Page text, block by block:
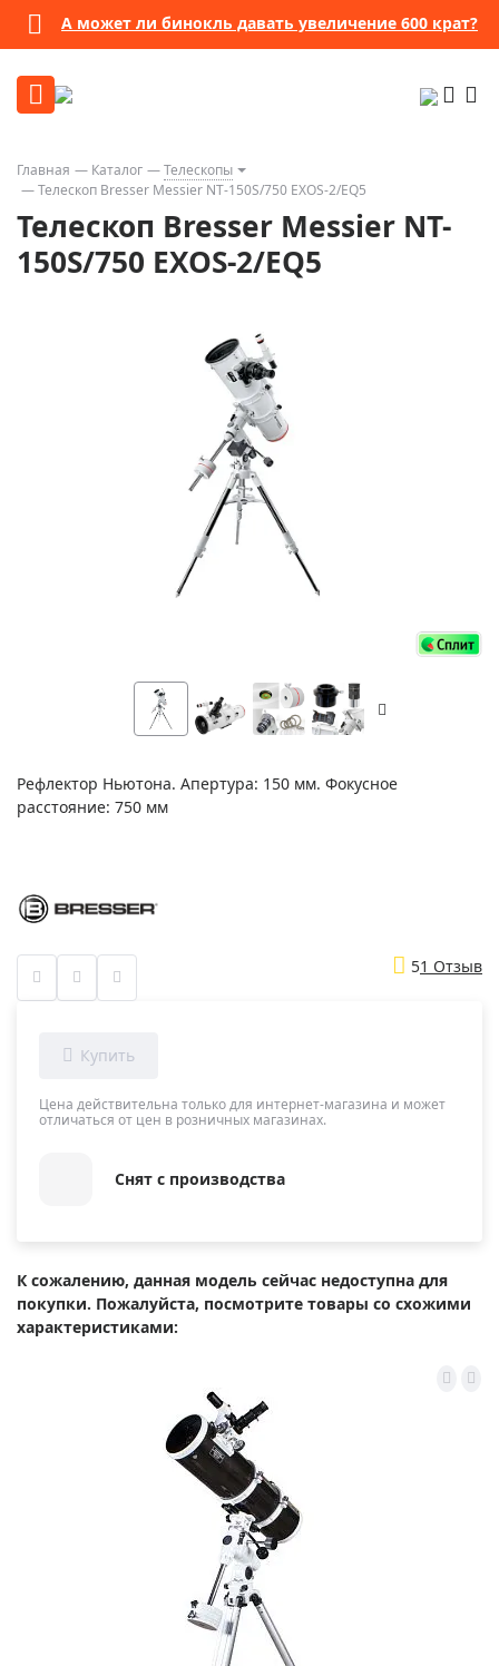
А может ли бинокль давать увеличение 600 крат?
Главная Каталог
Телескопы
Телескоп Bresser Messier NT-150S/750 EXOS-2/EQ5
Телескоп Bresser Messier NT-
150S/750 EXOS-2/EQ5
Рефлектор Ньютона. Апертура: 150 мм. Фокусное
расстояние: 750 мм
51 Отзыв
Цена действительна только для интернет-магазина и может
отличаться от цен в розничных магазинах.
Снят с производства
К сожалению, данная модель сейчас недоступна для
покупки. Пожалуйста, посмотрите товары со схожими
характеристиками: